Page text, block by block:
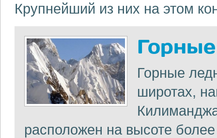
Крупнейший из них на этом
Горные
широтах,
расположен на высоте